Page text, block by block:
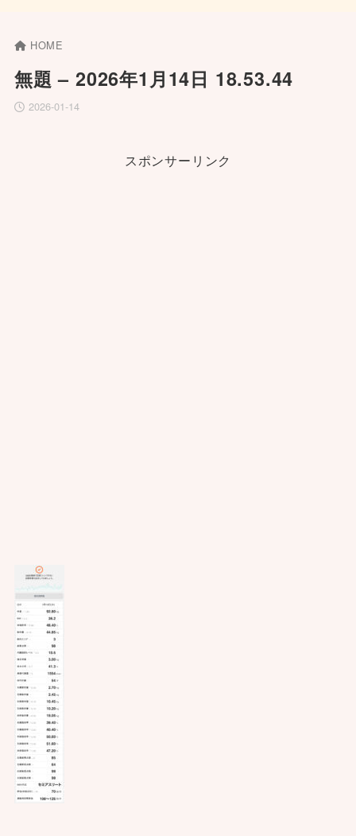
HOME
無題 – 2026年1月14日 18.53.44
2026-01-14
スポンサーリンク